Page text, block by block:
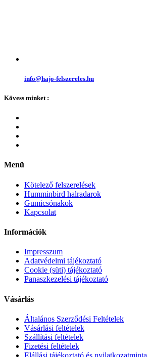
info@hajo-felszereles.hu
Kövess minket :
Menü
Kötelező felszerelések
Humminbird halradarok
Gumicsónakok
Kapcsolat
Információk
Impresszum
Adatvédelmi tájékoztató
Cookie (süti) tájékoztató
Panaszkezelési tájékoztató
Vásárlás
Általános Szerződési Feltételek
Vásárlási feltételek
Szállítási feltételek
Fizetési feltételek
Elállási tájékoztató és nyilatkozatminta